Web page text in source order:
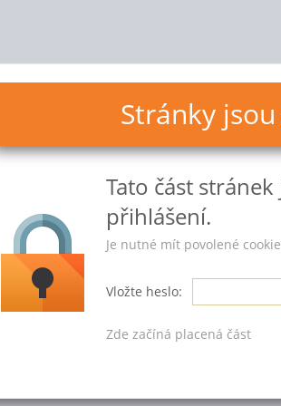
Stránky
Tato část stránek
přihlášení.
Je nutné mít povolené
Vložte heslo:
Zde začíná placená část